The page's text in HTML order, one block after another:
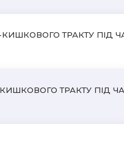
ТРАКТУ ПІД
ТРАКТУ ПІД ЧАС